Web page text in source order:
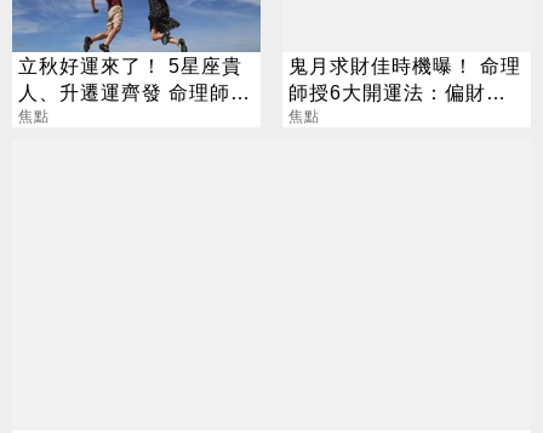
立秋好運來了！ 5星座貴
人、升遷運齊發 命理師：
把握黃金轉運期
焦點
鬼月求財佳時機曝！ 命理
師授6大開運法：偏財
「用想的」就行
焦點